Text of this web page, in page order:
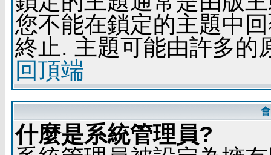
您不能在鎖定的主題中
終止. 主題可能由許多的
回頂端
什麼是系統管理員?